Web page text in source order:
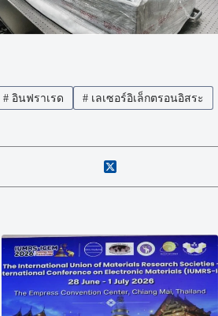
# อินฟราเรด # เลเซอร์อิเล็กตรอนอิสระ